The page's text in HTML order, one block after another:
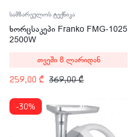
სამზარეულოს ტექნიკა
ხორცსაკეპი Franko FMG-1025
2500W
369,00₾
259,00 ₾
თვეში 8 ლარიდან
-30%